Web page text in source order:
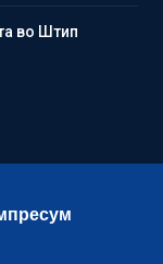
во Штип